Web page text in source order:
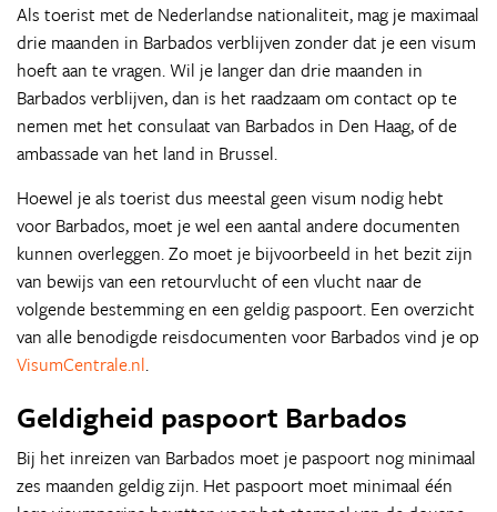
Als toerist met de Nederlandse nationaliteit, mag je maximaal
drie maanden in Barbados verblijven zonder dat je een visum
hoeft aan te vragen. Wil je langer dan drie maanden in
Barbados verblijven, dan is het raadzaam om contact op te
nemen met het consulaat van Barbados in Den Haag, of de
ambassade van het land in Brussel.
Hoewel je als toerist dus meestal geen visum nodig hebt
voor Barbados, moet je wel een aantal andere documenten
kunnen overleggen. Zo moet je bijvoorbeeld in het bezit zijn
van bewijs van een retourvlucht of een vlucht naar de
volgende bestemming en een geldig paspoort. Een overzicht
van alle benodigde reisdocumenten voor Barbados vind je op
VisumCentrale.nl.
Geldigheid paspoort Barbados
Bij het inreizen van Barbados moet je paspoort nog minimaal
zes maanden geldig zijn. Het paspoort moet minimaal één